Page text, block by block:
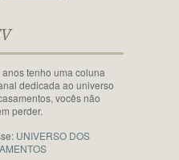
anos tenho uma coluna
dedicada ao universo
vocês não
perder.
UNIVERSO DOS